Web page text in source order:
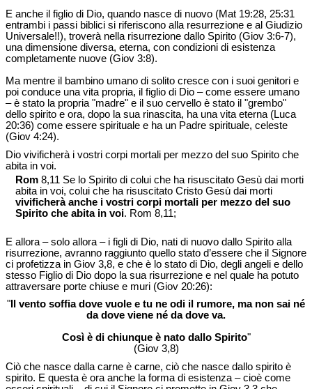
E anche il figlio di Dio, quando nasce di nuovo (Mat 19:28, 25:31
entrambi i passi biblici si riferiscono alla resurrezione e al Giudizio
Universale!!), troverà nella risurrezione dallo Spirito (Giov 3:6-7),
una dimensione diversa, eterna, con condizioni di esistenza
completamente nuove (Giov 3:8).
Ma mentre il bambino umano di solito cresce con i suoi genitori e
poi conduce una vita propria, il figlio di Dio – come essere umano
– è stato la propria "madre" e il suo cervello è stato il "grembo"
dello spirito e ora, dopo la sua rinascita, ha una vita eterna (Luca
20:36) come essere spirituale e ha un Padre spirituale, celeste
(Giov 4:24).
Dio vivificherà i vostri corpi mortali per mezzo del suo Spirito che
abita in voi.
Rom 8,11 Se lo Spirito di colui che ha risuscitato Gesù dai morti
abita in voi, colui che ha risuscitato Cristo Gesù dai morti
vivificherà anche i vostri corpi mortali per mezzo del suo
Spirito che abita in voi. Rom 8,11;
E allora – solo allora – i figli di Dio, nati di nuovo dallo Spirito alla
risurrezione, avranno raggiunto quello stato d’essere che il Signore
ci profetizza in Giov 3,8, e che è lo stato di Dio, degli angeli e dello
stesso Figlio di Dio dopo la sua risurrezione e nel quale ha potuto
attraversare porte chiuse e muri (Giov 20:26):
" Il vento soffia dove vuole e tu ne odi il rumore, ma non sai né
da dove viene né da dove va.
Così è di chiunque è nato dallo Spirito"
(Giov 3,8)
Ciò che nasce dalla carne è carne, ciò che nasce dallo spirito è
spirito. E questa è ora anche la forma di esistenza – cioè come